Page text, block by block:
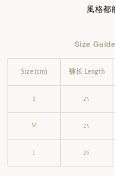
風格都
Size
Size (cm) 褲长 Length
S 25
M 25
L 26